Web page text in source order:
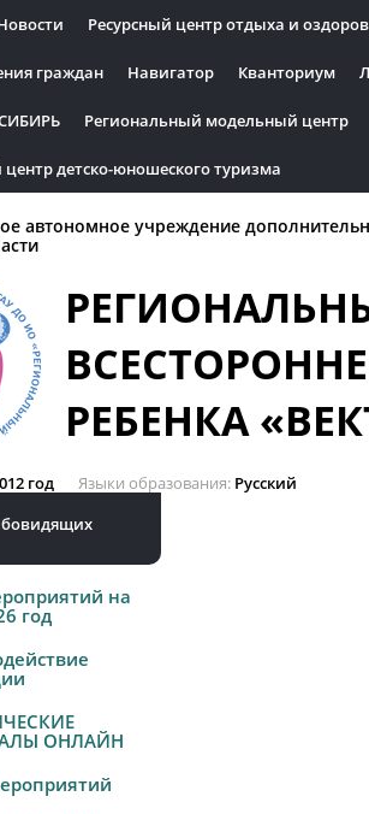
Ресурсный центр отдыха и
граждан Навигатор Кванториум
Региональный модельный центр
детско-юношеского туризма
автономное учреждение
РЕБЕНКА
год Языки образования Русский
на
год
ОНЛАЙН